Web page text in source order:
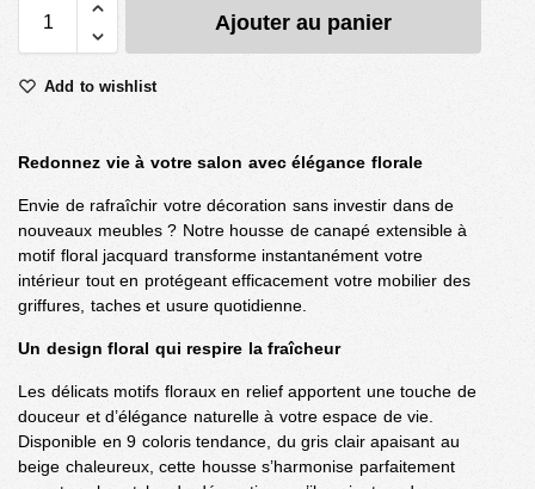
Ajouter au panier
Add to wishlist
Redonnez vie à votre salon avec élégance florale
Envie de rafraîchir votre décoration sans investir dans de
nouveaux meubles ? Notre housse de canapé extensible à
motif floral jacquard transforme instantanément votre
intérieur tout en protégeant efficacement votre mobilier des
griffures, taches et usure quotidienne.
Un design floral qui respire la fraîcheur
Les délicats motifs floraux en relief apportent une touche de
douceur et d’élégance naturelle à votre espace de vie.
Disponible en 9 coloris tendance, du gris clair apaisant au
beige chaleureux, cette housse s’harmonise parfaitement